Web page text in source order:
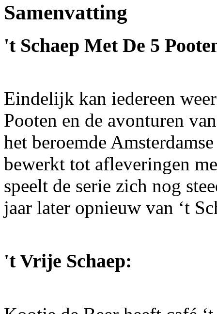
Samenvatting
't Schaep Met De 5
Eindelijk kan iedereen
Pooten en de avonturen
het beroemde
bewerkt tot afleveringen
speelt de serie zich nog
jaar later opnieuw van ‘t
't Vrije Schaep: